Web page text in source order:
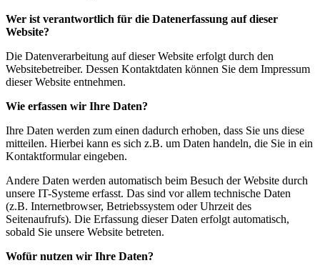
Wer ist verantwortlich für die Datenerfassung auf dieser
Website?
Die Datenverarbeitung auf dieser Website erfolgt durch den
Websitebetreiber. Dessen Kontaktdaten können Sie dem Impressum
dieser Website entnehmen.
Wie erfassen wir Ihre Daten?
Ihre Daten werden zum einen dadurch erhoben, dass Sie uns diese
mitteilen. Hierbei kann es sich z.B. um Daten handeln, die Sie in ein
Kontaktformular eingeben.
Andere Daten werden automatisch beim Besuch der Website durch
unsere IT-Systeme erfasst. Das sind vor allem technische Daten
(z.B. Internetbrowser, Betriebssystem oder Uhrzeit des
Seitenaufrufs). Die Erfassung dieser Daten erfolgt automatisch,
sobald Sie unsere Website betreten.
Wofür nutzen wir Ihre Daten?